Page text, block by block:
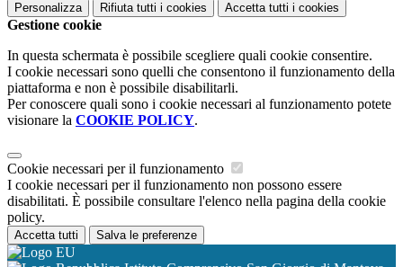
Personalizza Rifiuta tutti i cookies Accetta tutti i cookies
Gestione cookie
In questa schermata è possibile scegliere quali cookie consentire.
I cookie necessari sono quelli che consentono il funzionamento della
piattaforma e non è possibile disabilitarli.
Per conoscere quali sono i cookie necessari al funzionamento potete
visionare la COOKIE POLICY.
Cookie necessari per il funzionamento
I cookie necessari per il funzionamento non possono essere
disabilitati. È possibile consultare l'elenco nella pagina della cookie
policy.
Accetta tutti Salva le preferenze